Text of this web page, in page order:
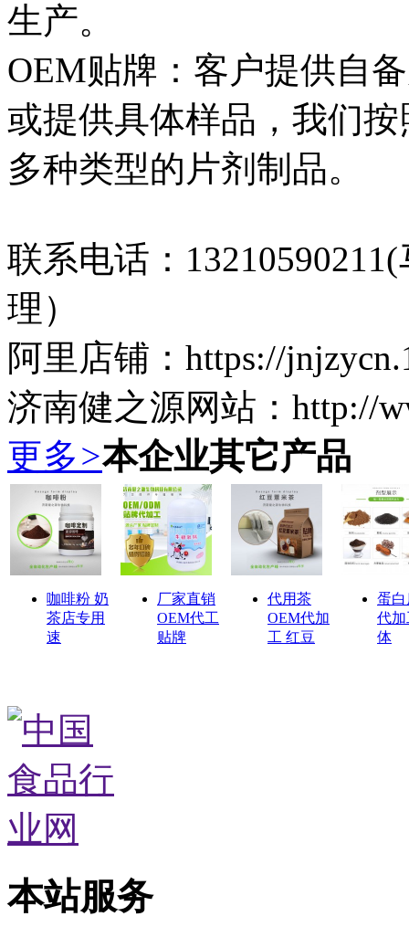
生产。
OEM贴牌：客户提供自
或提供具体样品，我们
多种类型的片剂制品。
联系电话：
理）
阿里店铺：https://
济南健之源网站：http://
更多>本企业其它产品
咖啡粉 奶
茶店专用
速
厂家直销
OEM代工
贴牌
代用茶
OEM代加
工 红豆
蛋
代加
体
本站服务